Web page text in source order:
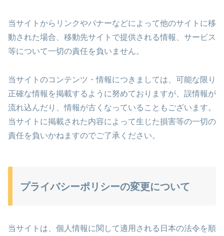
当サイトからリンクやバナーなどによって他のサイトに移
動された場合、移動先サイトで提供される情報、サービス
等について一切の責任を負いません。
当サイトのコンテンツ・情報につきましては、可能な限り
正確な情報を掲載するように努めておりますが、誤情報が
流れ込んだり、情報が古くなっていることもございます。
当サイトに掲載された内容によって生じた損害等の一切の
責任を負いかねますのでご了承ください。
プライバシーポリシーの変更について
当サイトは、個人情報に関して適用される日本の法令を順